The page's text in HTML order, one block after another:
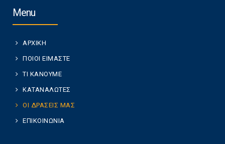
Menu
ΑΡΧΙΚΗ
ΠΟΙΟΙ ΕΙΜΑΣΤΕ
ΤΙ ΚΑΝΟΥΜΕ
ΚΑΤΑΝΑΛΩΤΕΣ
ΟΙ ΔΡΑΣΕΙΣ ΜΑΣ
ΕΠΙΚΟΙΝΩΝΙΑ